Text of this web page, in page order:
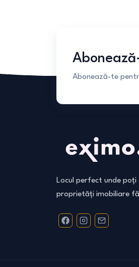
Abonează-te
Locul perfect unde poți
proprietăți imobiliare